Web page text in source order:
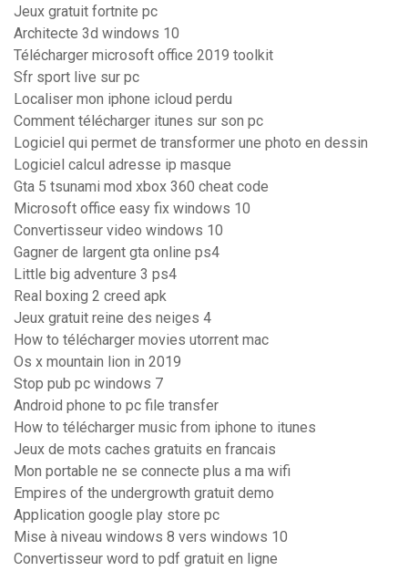
Jeux gratuit fortnite pc
Architecte 3d windows 10
Télécharger microsoft office 2019 toolkit
Sfr sport live sur pc
Localiser mon iphone icloud perdu
Comment télécharger itunes sur son pc
Logiciel qui permet de transformer une photo en dessin
Logiciel calcul adresse ip masque
Gta 5 tsunami mod xbox 360 cheat code
Microsoft office easy fix windows 10
Convertisseur video windows 10
Gagner de largent gta online ps4
Little big adventure 3 ps4
Real boxing 2 creed apk
Jeux gratuit reine des neiges 4
How to télécharger movies utorrent mac
Os x mountain lion in 2019
Stop pub pc windows 7
Android phone to pc file transfer
How to télécharger music from iphone to itunes
Jeux de mots caches gratuits en francais
Mon portable ne se connecte plus a ma wifi
Empires of the undergrowth gratuit demo
Application google play store pc
Mise à niveau windows 8 vers windows 10
Convertisseur word to pdf gratuit en ligne